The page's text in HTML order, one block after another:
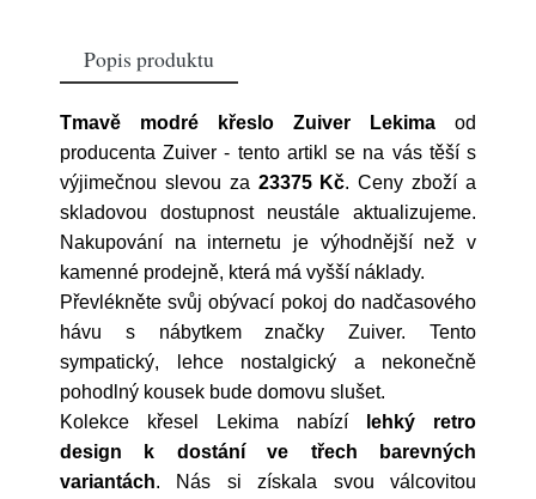
Popis produktu
Tmavě modré křeslo Zuiver Lekima od
producentaZuiver - tento artikl se na vás těší s
výjimečnou slevou za 23375 Kč. Ceny zboží a
skladovou dostupnost neustále aktualizujeme.
Nakupování na internetu je výhodnější než v
kamenné prodejně, která má vyšší náklady.
Převlékněte svůj obývací pokoj do nadčasového
hávu s nábytkem značky Zuiver. Tento
sympatický, lehce nostalgický a nekonečně
pohodlný kousek bude domovu slušet.
Kolekce křesel Lekima nabízí
lehký retro
design k dostání ve třech barevných
variantách. Nás si získala svou válcovitou